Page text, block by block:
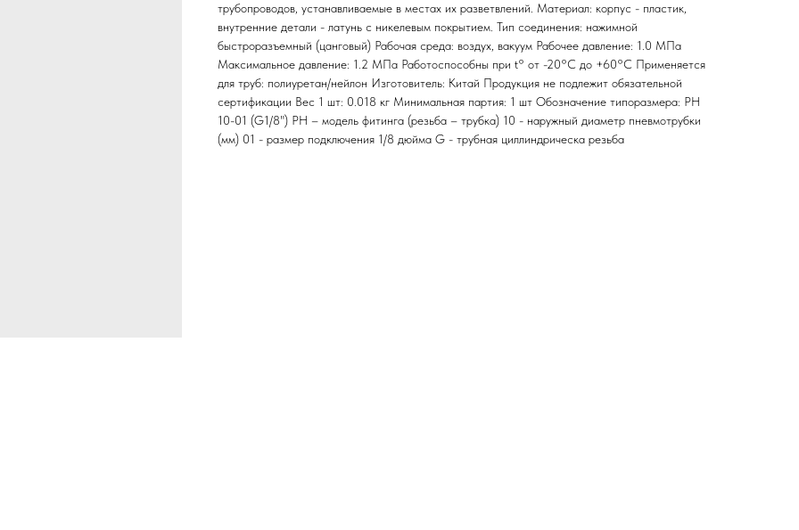
трубопроводов, устанавливаемые в местах их разветвлений. Материал: корпус - пластик,
внутренние детали - латунь с никелевым покрытием. Тип соединения: нажимной
быстроразъемный (цанговый) Рабочая среда: воздух, вакуум Рабочее давление: 1.0 МПа
Максимальное давление: 1.2 МПа Работоспособны при t° от -20°С до +60°С Применяется
для труб: полиуретан/нейлон Изготовитель: Китай Продукция не подлежит обязательной
сертификации Вес 1 шт: 0.018 кг Минимальная партия: 1 шт Обозначение типоразмера: PH
10-01 (G1/8") PH – модель фитинга (резьба – трубка) 10 - наружный диаметр пневмотрубки
(мм) 01 - размер подключения 1/8 дюйма G - трубная циллиндрическа резьба